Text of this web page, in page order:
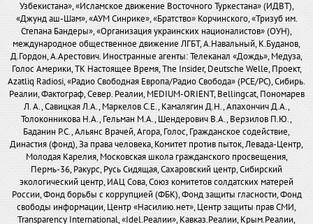
Узбекистана», «Исламское движение Восточного Туркестана» (ИДВТ),
«Джунд аш-Шам», «АУМ Синрике», «Братство» Корчинского, «Тризуб им.
Степана Бандеры», «Организация украинских националистов» (ОУН),
международное общественное движение ЛГБТ, А.Навальный, К.Буданов,
Д.Гордон, А.Арестович. Иностранные агенты: Телеканал «Дождь», Медуза,
Голос Америки, ТК Настоящее Время, The Insider, Deutsche Welle, Проект,
Azatliq Radiosi, «Радио Свободная Европа/Радио Свобода» (PCE/PC), Сибирь.
Реалии, Фактограф, Север. Реалии, MEDIUM-ORIENT, Bellingcat, Пономарев
Л. А., Савицкая Л.А., Маркелов С.Е., Камалягин Д.Н., Апахончич Д.А.,
Толоконникова Н.А., Гельман М.А., Шендерович В.А., Верзилов П.Ю.,
Баданин Р.С., Альянс Врачей, Агора, Голос, Гражданское содействие,
Династия (фонд), За права человека, Комитет против пыток, Левада-Центр,
Молодая Карелия, Московская школа гражданского просвещения,
Пермь-36, Ракурс, Русь Сидящая, Сахаровский центр, Сибирский
экологический центр, ИАЦ Сова, Союз комитетов солдатских матерей
России, Фонд борьбы с коррупцией (ФБК), Фонд защиты гласности, Фонд
свободы информации, Центр «Насилию.нет», Центр защиты прав СМИ,
Transparency International, «Idel.Реалии», Кавказ.Реалии, Крым.Реалии,